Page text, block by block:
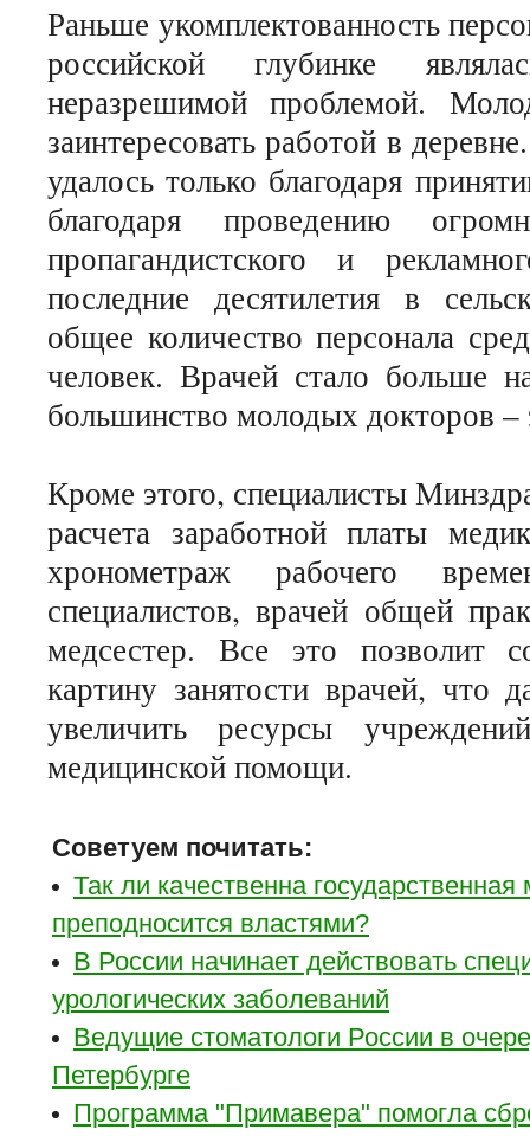
Раньше укомплектованность
российской глубинке
неразрешимой проблемой.
заинтересовать работой в
удалось только благодаря
благодаря проведению
пропагандистского и
последние десятилетия в
общее количество персонала
человек. Врачей стало больше
большинство молодых докторов –
Кроме этого, специалисты
расчета заработной платы
хронометраж рабочего
специалистов, врачей общей
медсестер. Все это позволит
картину занятости врачей, что
увеличить ресурсы
медицинской помощи.
Советуем почитать:
Так ли качественна
преподносится властями?
В России начинает действовать
урологических заболеваний
Ведущие стоматологи России в
Петербурге
Программа "Примавера" помогла